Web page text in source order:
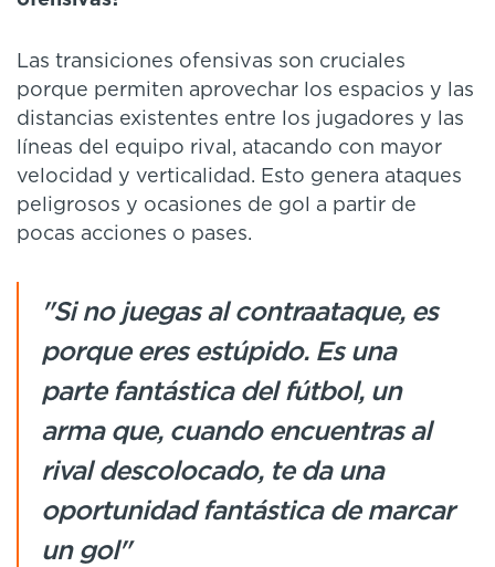
Las transiciones ofensivas son cruciales
porque permiten aprovechar los espacios y las
distancias existentes entre los jugadores y las
líneas del equipo rival, atacando con mayor
velocidad y verticalidad. Esto genera ataques
peligrosos y ocasiones de gol a partir de
pocas acciones o pases.
"Si no juegas al contraataque, es
porque eres estúpido. Es una
parte fantástica del fútbol, un
arma que, cuando encuentras al
rival descolocado, te da una
oportunidad fantástica de marcar
un gol"